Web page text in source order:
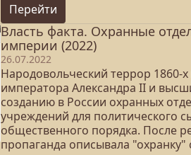
Перейти
Власть факта. Охранные
империи (2022)
26.07.2022
Народовольческий террор 1860-
императора Александра II и
созданию в России охранных
учреждений для политического
общественного порядка. После
пропаганда описывала